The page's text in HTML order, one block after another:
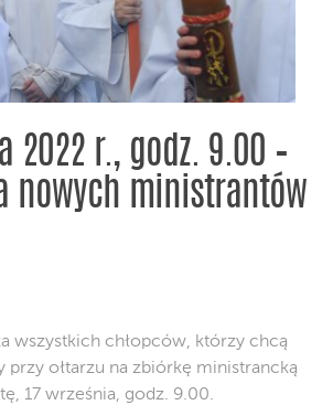
2022 r., godz. 9.00 –
nowych ministrantów
wszystkich chłopców, którzy chcą
przy ołtarzu na zbiórkę ministrancką
17 września, godz. 9.00.